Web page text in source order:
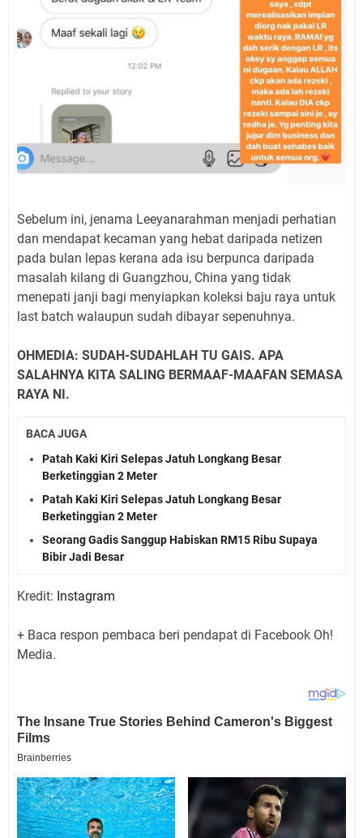
Sebelum ini, jenama Leeyanarahman menjadi perhatian
dan mendapat kecaman yang hebat daripada netizen
pada bulan lepas kerana ada isu berpunca daripada
masalah kilang di Guangzhou, China yang tidak
menepati janji bagi menyiapkan koleksi baju raya untuk
last batch walaupun sudah dibayar sepenuhnya.
OHMEDIA: SUDAH-SUDAHLAH TU GAIS. APA
SALAHNYA KITA SALING BERMAAF-MAAFAN SEMASA
RAYA NI.
BACA JUGA
Patah Kaki Kiri Selepas Jatuh Longkang Besar
Berketinggian 2 Meter
Patah Kaki Kiri Selepas Jatuh Longkang Besar
Berketinggian 2 Meter
Seorang Gadis Sanggup Habiskan RM15 Ribu Supaya
Bibir Jadi Besar
Kredit: Instagram
+ Baca respon pembaca beri pendapat di Facebook Oh!
Media.